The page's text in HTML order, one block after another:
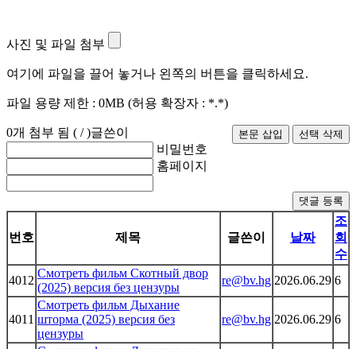
사진 및 파일 첨부
여기에 파일을 끌어 놓거나 왼쪽의 버튼을 클릭하세요.
파일 용량 제한 : 0MB (허용 확장자 : *.*)
0개 첨부 됨 ( /)글쓴이
비밀번호
홈페이지
댓글 등록
번호 제목 글쓴이 날짜
조
회
수
4012
Смотреть фильм Скотный двор
(2025) версия без цензуры
re@bv.hg 2026.06.29 6
4011
Смотреть фильм Дыхание
шторма (2025) версия без
цензуры
re@bv.hg 2026.06.29 6